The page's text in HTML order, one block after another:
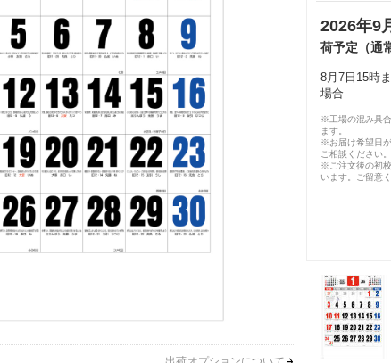
2026年9
荷予定（通
8月7日15時
場合
※工場の混み具
ます。
※お届け希望日
ご相談ください。
※ご注文後の初
います。ご留意く